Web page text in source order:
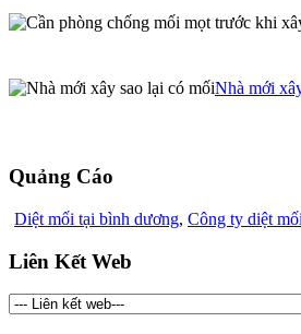
Nhà mới
Quảng Cáo
Diệt mối tại bình dương, Công ty diệt mối
Liên Kết Web